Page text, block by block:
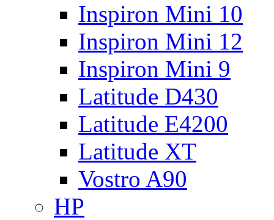
Inspiron Mini 10
Inspiron Mini 12
Inspiron Mini 9
Latitude D430
Latitude E4200
Latitude XT
Vostro A90
HP